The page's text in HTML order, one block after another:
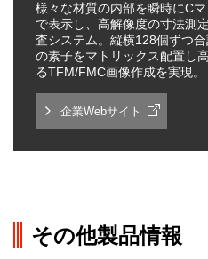
様々な材質の内部を瞬時にC
で表示し、高解像度の寸法測
査システム。縦横128個ずつ
の素子をマトリックス配置し
るTFM/FMC画像作成を実現。
企業Webサイト
その他製品情報